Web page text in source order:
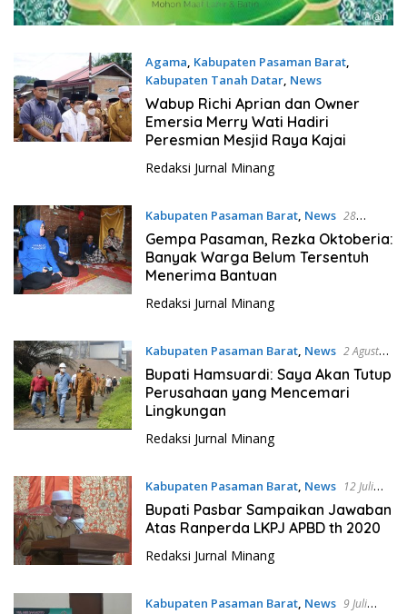
Agama Kabupaten Pasaman Barat,
Kabupaten Tanah Datar, News
31 Januari 2023
Wabup Richi Aprian dan Owner
Emersia Merry Wati Hadiri
Peresmian Mesjid Raya Kajai
Redaksi Jurnal Minang
Kabupaten Pasaman Barat, News 28
Februari 2022
Gempa Pasaman, Rezka Oktoberia:
Banyak Warga Belum Tersentuh
Menerima Bantuan
Redaksi Jurnal Minang
Kabupaten Pasaman Barat, News 2 Agustus
2021
Bupati Hamsuardi: Saya Akan Tutup
Perusahaan yang Mencemari
Lingkungan
Redaksi Jurnal Minang
Kabupaten Pasaman Barat, News
12 Juli
2021
Bupati Pasbar Sampaikan Jawaban
Atas Ranperda LKPJ APBD th 2020
Redaksi Jurnal Minang
Kabupaten Pasaman Barat, News 9 Juli